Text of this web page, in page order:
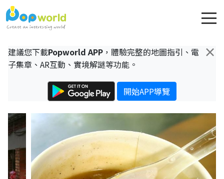
×
建議您下載Popworld APP ，體驗完整的地圖指引、電
子集章、AR互動、實境解謎等功能。
開始APP導覽